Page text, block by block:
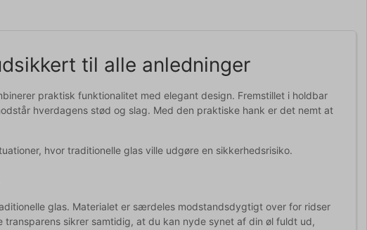
til alle anledninger
praktisk funktionalitet med elegant design. Fremstillet i holdbar
hverdagens stød og slag. Med den praktiske hank er det nemt at
hvor traditionelle glas ville udgøre en sikkerhedsrisiko.
glas. Materialet er særdeles modstandsdygtigt over for ridser
sikrer samtidig, at du kan nyde synet af din øl fuldt ud,